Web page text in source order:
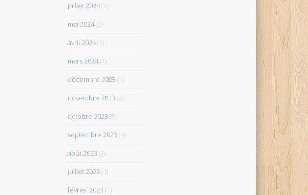
juillet 2024(2)
mai 2024(2)
avril 2024(1)
mars 2024(1)
décembre 2023 (1)
novembre 2023 (2)
octobre 2023 (3)
septembre 2023 (4)
août 2023 (3)
juillet 2023 (1)
février 2023 (1)